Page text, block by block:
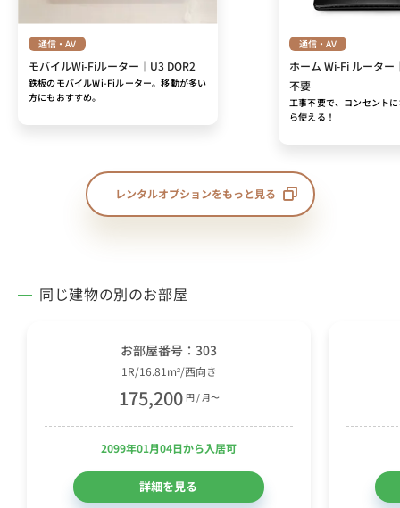
通信・AV
モバイルWi-Fiルーター｜U3 DOR2
鉄板のモバイルWi-Fiルーター。移動が多い
方にもおすすめ。
通信・AV
ホーム Wi-Fi ルータ
不要
工事不要で、コンセント
ら使える！
レンタルオプションをもっと見る
同じ建物の別のお部屋
お部屋番号：303
1R/16.81m²/西向き
175,200 円 / 月〜
2099年01月04日から入居可
詳細を見る